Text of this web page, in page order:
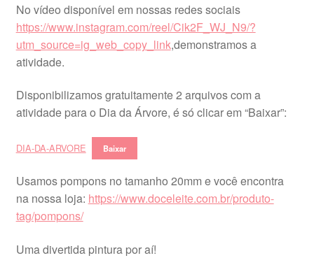
No vídeo disponível em nossas redes sociais
https://www.instagram.com/reel/Cik2F_WJ_N9/?
utm_source=ig_web_copy_link,demonstramos a
atividade.
Disponibilizamos gratuitamente 2 arquivos com a
atividade para o Dia da Árvore, é só clicar em “Baixar”:
DIA-DA-ARVORE Baixar
Usamos pompons no tamanho 20mm e você encontra
na nossa loja: https://www.doceleite.com.br/produto-
tag/pompons/
Uma divertida pintura por aí!